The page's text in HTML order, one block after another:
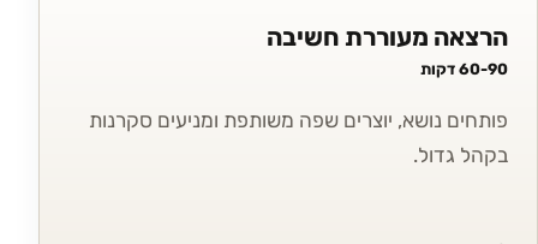
הרצאה מעוררת חשיבה
60-90 דקות
פותחים נושא, יוצרים שפה משותפת ומניעים סקרנות
בקהל גדול.